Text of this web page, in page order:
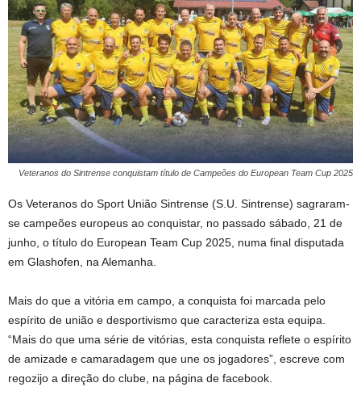
Veteranos do Sintrense conquistam título de Campeões do European Team Cup 2025
Os Veteranos do Sport União Sintrense (S.U. Sintrense) sagraram-
se campeões europeus ao conquistar, no passado sábado, 21 de
junho, o título do European Team Cup 2025, numa final disputada
em Glashofen, na Alemanha.
Mais do que a vitória em campo, a conquista foi marcada pelo
espírito de união e desportivismo que caracteriza esta equipa.
“Mais do que uma série de vitórias, esta conquista reflete o espírito
de amizade e camaradagem que une os jogadores”, escreve com
regozijo a direção do clube, na página de facebook.